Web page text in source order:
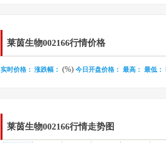
莱茵生物002166行情价格
实时价格： 涨跌幅： (%) 今日开盘价格： 最高： 最低：
莱茵生物002166行情走势图